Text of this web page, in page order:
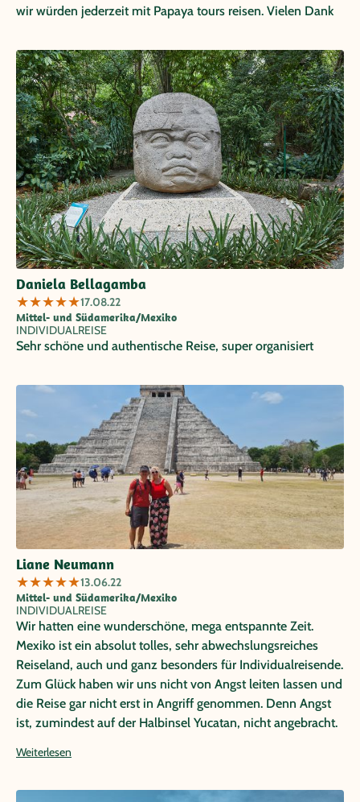
wir würden jederzeit mit Papaya tours reisen. Vielen Dank
Daniela Bellagamba
★★★★★17.08.22
Mittel- und Südamerika/Mexiko
INDIVIDUALREISE
Sehr schöne und authentische Reise, super organisiert
Liane Neumann
★★★★★13.06.22
Mittel- und Südamerika/Mexiko
INDIVIDUALREISE
Wir hatten eine wunderschöne, mega entspannte Zeit.
Mexiko ist ein absolut tolles, sehr abwechslungsreiches
Reiseland, auch und ganz besonders für Individualreisende.
Zum Glück haben wir uns nicht von Angst leiten lassen und
die Reise gar nicht erst in Angriff genommen. Denn Angst
ist, zumindest auf der Halbinsel Yucatan, nicht angebracht.
wir uns unwohl oder gar bedroht gefühlt haben. Ganz im
Weiterlesen